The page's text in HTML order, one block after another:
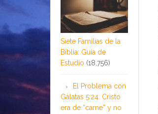
Siete Familias de la
Biblia: Guía de
Estudio (18,756)
El Problema con
Gálatas 5:24: Cristo
era de “carne” y no